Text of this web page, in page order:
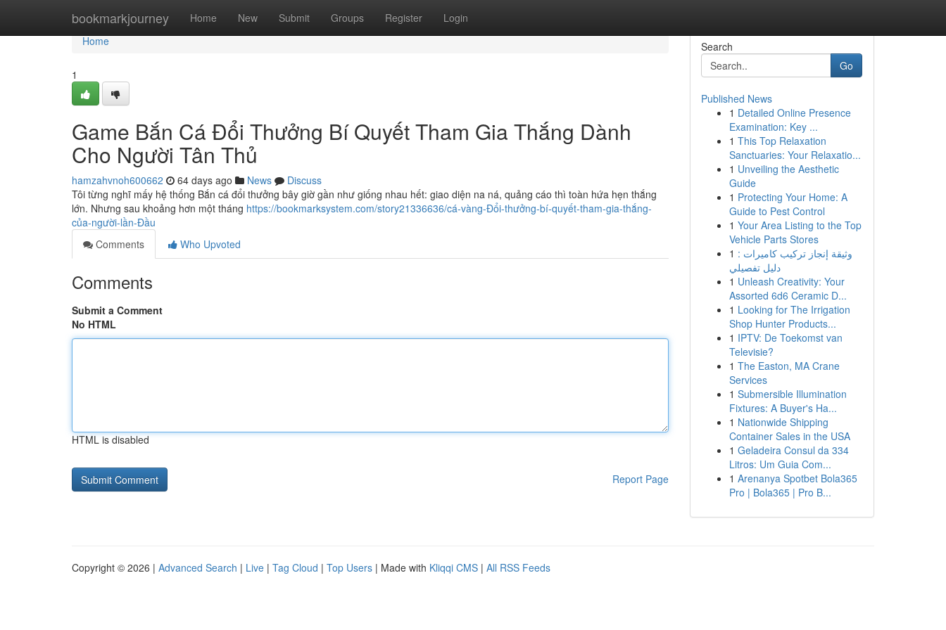
bookmarkjourney Home New Submit Groups Register Login
Home
Home
1
Game Bắn Cá Đổi Thưởng Bí Quyết Tham Gia Thắng Dành
Cho Người Tân Thủ
hamzahvnoh600662 64 days ago News
Discuss
Tôi từng nghĩ mấy hệ thống Bắn cá đổi thưởng bây giờ gần như giống nhau hết: giao diện na ná, quảng cáo thì toàn hứa hẹn thắng
lớn. Nhưng sau khoảng hơn một tháng https://bookmarksystem.com/story21336636/cá-vàng-Đổi-thưởng-bí-quyết-tham-gia-thắng-
của-người-lần-Đầu
Comments
Who Upvoted
Comments
Submit a Comment
No HTML
HTML is disabled
Report Page
Search
Go
Published News
1 Detailed Online Presence
Examination: Key ...
1 This Top Relaxation
Sanctuaries: Your Relaxatio...
1 Unveiling the Aesthetic
Guide
1 Protecting Your Home: A
Guide to Pest Control
1 Your Area Listing to the Top
Vehicle Parts Stores
1 وثيقة إنجاز تركيب كاميرات :
دليل تفصيلي
1 Unleash Creativity: Your
Assorted 6d6 Ceramic D...
1 Looking for The Irrigation
Shop Hunter Products...
1 IPTV: De Toekomst van
Televisie?
1 The Easton, MA Crane
Services
1 Submersible Illumination
Fixtures: A Buyer's Ha...
1 Nationwide Shipping
Container Sales in the USA
1 Geladeira Consul da 334
Litros: Um Guia Com...
1 Arenanya Spotbet Bola365
Pro | Bola365 | Pro B...
Copyright © 2026 | Advanced Search | Live | Tag Cloud | Top Users | Made with Kliqqi CMS | All RSS Feeds